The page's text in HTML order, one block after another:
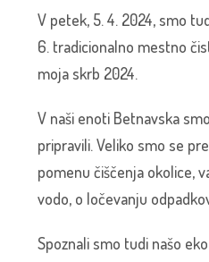
V petek, 5. 4. 2024, smo
6. tradicionalno mestno
moja skrb 2024.
V naši enoti Betnavska
pripravili. Veliko smo se
pomenu čiščenja okolice,
vodo, o ločevanju
Spoznali smo tudi našo